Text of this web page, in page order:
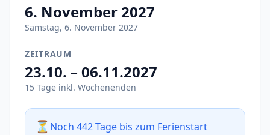
6. November 2027
Samstag, 6. November 2027
ZEITRAUM
23.10. – 06.11.2027
15 Tage inkl. Wochenenden
⏳ Noch 442 Tage bis zum Ferienstart